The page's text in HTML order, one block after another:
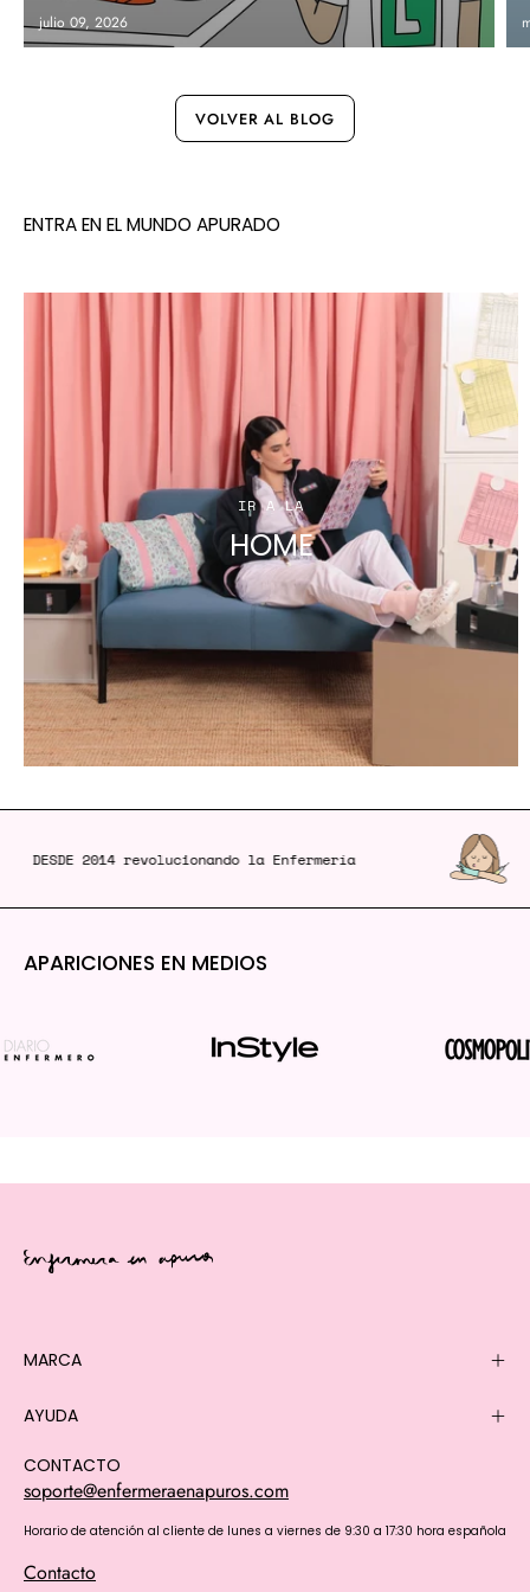
julio 09, 2026
VOLVER AL BLOG
ENTRA EN EL MUNDO APURADO
IR A LA
HOME
DESDE 2014 revolucionando la Enfermería
APARICIONES EN MEDIOS
MARCA
AYUDA
CONTACTO
soporte@enfermeraenapuros.com
Horario de atención al cliente de lunes a viernes de 9:30 a 17:30 hora española
Contacto